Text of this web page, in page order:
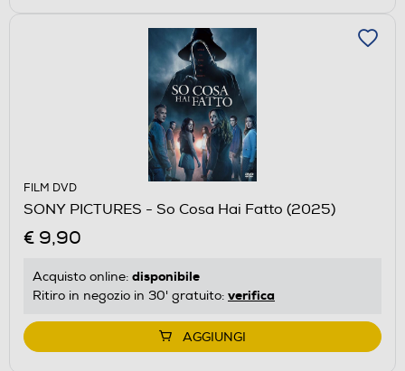
FILM DVD
SONY PICTURES - So Cosa Hai Fatto (2025)
€ 9,90
Acquisto online: disponibile
Ritiro in negozio in 30' gratuito: verifica
AGGIUNGI